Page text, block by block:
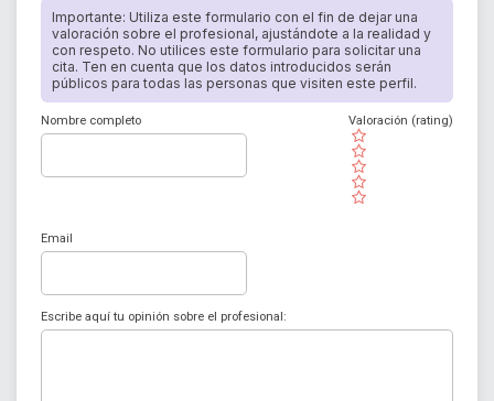
Importante: Utiliza este formulario con el fin de dejar una
valoración sobre el profesional, ajustándote a la realidad y
con respeto. No utilices este formulario para solicitar una
cita. Ten en cuenta que los datos introducidos serán
públicos para todas las personas que visiten este perfil.
Nombre completo
( )
( )
( )
( )
( )
Valoración (rating)
Email
Escribe aquí tu opinión sobre el profesional: